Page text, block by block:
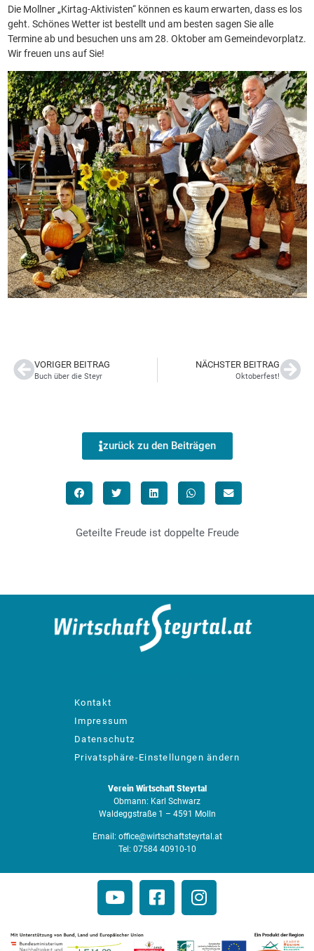
Die Mollner „Kirtag-Aktivisten“ können es kaum erwarten, dass es los
geht. Schönes Wetter ist bestellt und am besten sagen Sie alle
Termine ab und besuchen uns am 28. Oktober am Gemeindevorplatz.
Wir freuen uns auf Sie!
VORIGER BEITRAG
Buch über die Steyr
NÄCHSTER BEITRAG
Oktoberfest!
zurück zu den Beiträgen
Geteilte Freude ist doppelte Freude
Kontakt
Impressum
Datenschutz
Privatsphäre-Einstellungen ändern
Verein Wirtschaft Steyrtal
Obmann: Karl Schwarz
Waldeggstraße 1 – 4591 Molln
Email: office@wirtschaftsteyrtal.at
Tel: 07584 40910-10